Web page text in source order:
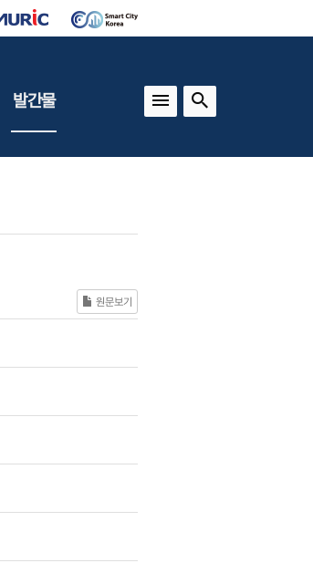
발간물
건축도시연구
원문보기